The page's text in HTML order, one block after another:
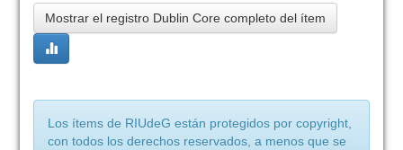
Mostrar el registro Dublin Core completo del ítem
Los ítems de RIUdeG están protegidos por copyright,
con todos los derechos reservados, a menos que se